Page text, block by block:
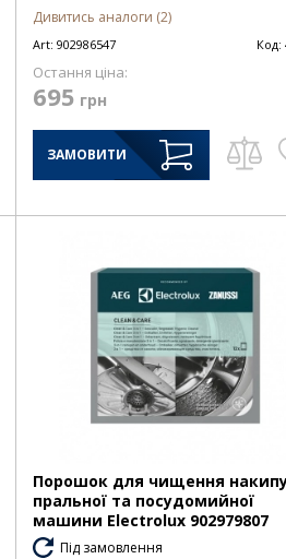
Дивитись аналоги (2)
Art: 902986547 Код:
Остання ціна:
695 грн
ЗАМОВИТИ
Порошок для чищення
пральної та посудомийної
машини Electrolux 902979807
Під замовлення